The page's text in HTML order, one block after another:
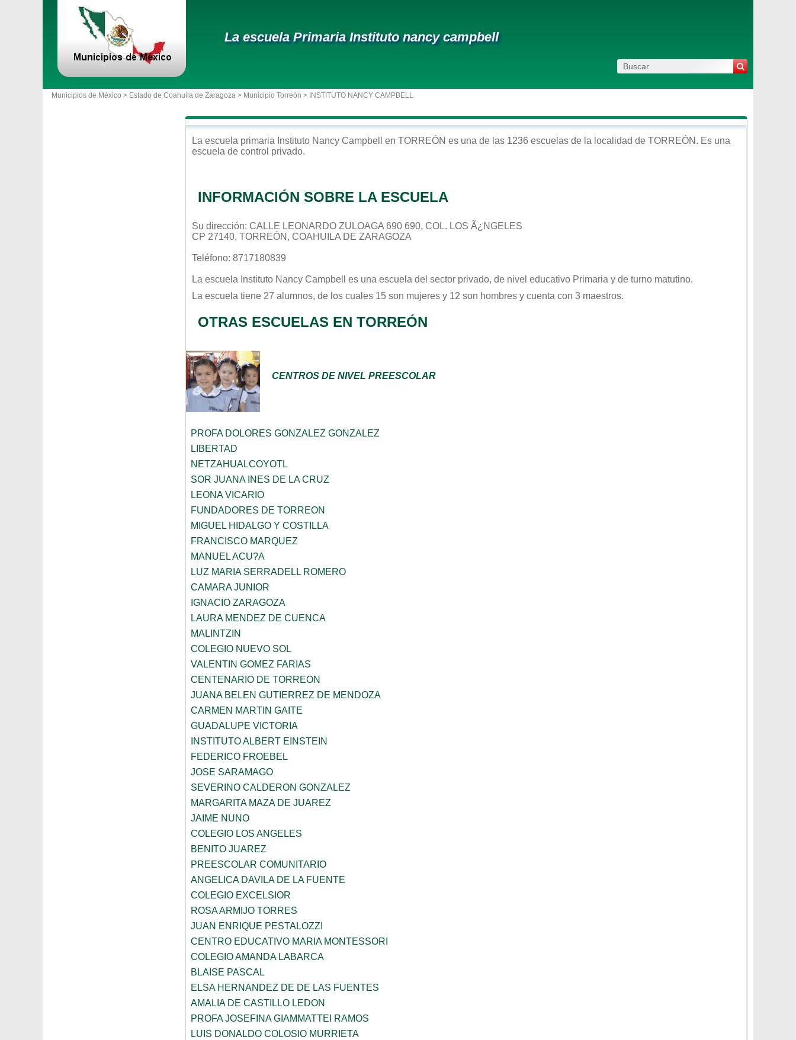
La escuela Primaria Instituto nancy campbell
Municipios de México > Estado de Coahuila de Zaragoza > Municipio Torreón > INSTITUTO NANCY CAMPBELL
La escuela primaria Instituto Nancy Campbell en TORREÓN es una de las 1236 escuelas de la localidad de TORREÓN . Es una
escuela de control privado.
INFORMACIÓN SOBRE LA ESCUELA
Su dirección: CALLE LEONARDO ZULOAGA 690 690, COL. LOS Ã¿NGELES
CP 27140, TORREÓN, COAHUILA DE ZARAGOZA
Teléfono: 8717180839
La escuela Instituto Nancy Campbell es una escuela del sector privado, de nivel educativo Primaria y de turno matutino.
La escuela tiene 27 alumnos, de los cuales 15 son mujeres y 12 son hombres y cuenta con 3 maestros.
OTRAS ESCUELAS EN TORREÓN
CENTROS DE NIVEL PREESCOLAR
PROFA DOLORES GONZALEZ GONZALEZ
LIBERTAD
NETZAHUALCOYOTL
SOR JUANA INES DE LA CRUZ
LEONA VICARIO
FUNDADORES DE TORREON
MIGUEL HIDALGO Y COSTILLA
FRANCISCO MARQUEZ
MANUEL ACU?A
LUZ MARIA SERRADELL ROMERO
CAMARA JUNIOR
IGNACIO ZARAGOZA
LAURA MENDEZ DE CUENCA
MALINTZIN
COLEGIO NUEVO SOL
VALENTIN GOMEZ FARIAS
CENTENARIO DE TORREON
JUANA BELEN GUTIERREZ DE MENDOZA
CARMEN MARTIN GAITE
GUADALUPE VICTORIA
INSTITUTO ALBERT EINSTEIN
FEDERICO FROEBEL
JOSE SARAMAGO
SEVERINO CALDERON GONZALEZ
MARGARITA MAZA DE JUAREZ
JAIME NUNO
COLEGIO LOS ANGELES
BENITO JUAREZ
PREESCOLAR COMUNITARIO
ANGELICA DAVILA DE LA FUENTE
COLEGIO EXCELSIOR
ROSA ARMIJO TORRES
JUAN ENRIQUE PESTALOZZI
CENTRO EDUCATIVO MARIA MONTESSORI
COLEGIO AMANDA LABARCA
BLAISE PASCAL
ELSA HERNANDEZ DE DE LAS FUENTES
AMALIA DE CASTILLO LEDON
PROFA JOSEFINA GIAMMATTEI RAMOS
LUIS DONALDO COLOSIO MURRIETA